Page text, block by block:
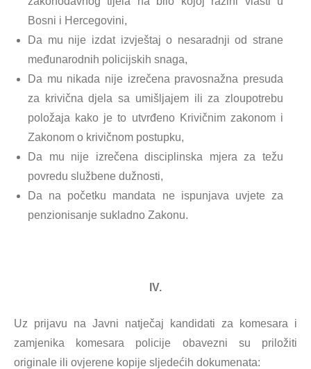
Bosni i Hercegovini,
Da mu nije izdat izvještaj o nesaradnji od strane
međunarodnih policijskih snaga,
Da mu nikada nije izrečena pravosnažna presuda
za krivična djela sa umišljajem ili za zloupotrebu
položaja kako je to utvrđeno Krivičnim zakonom i
Zakonom o krivičnom postupku,
Da mu nije izrečena disciplinska mjera za težu
povredu službene dužnosti,
Da na početku mandata ne ispunjava uvjete za
penzionisanje sukladno Zakonu.
IV.
Uz prijavu na Javni natječaj kandidati za komesara i
zamjenika komesara policije obavezni su priložiti
originale ili ovjerene kopije sljedećih dokumenata: